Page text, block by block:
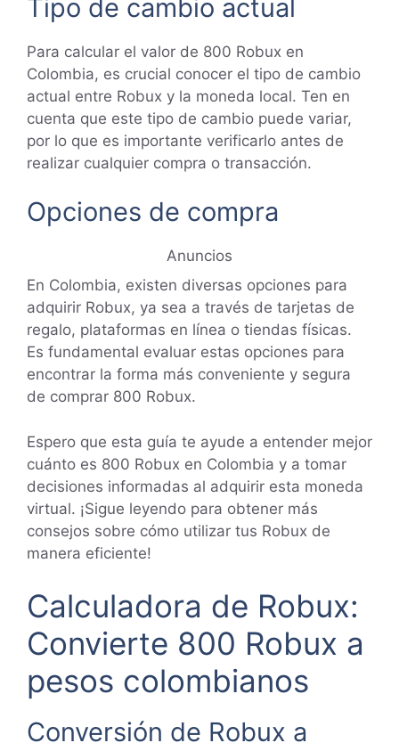
Tipo de cambio actual
Para calcular el valor de 800 Robux en
Colombia, es crucial conocer el tipo de cambio
actual entre Robux y la moneda local. Ten en
cuenta que este tipo de cambio puede variar,
por lo que es importante verificarlo antes de
realizar cualquier compra o transacción.
Opciones de compra
Anuncios
En Colombia, existen diversas opciones para
adquirir Robux, ya sea a través de tarjetas de
regalo, plataformas en línea o tiendas físicas.
Es fundamental evaluar estas opciones para
encontrar la forma más conveniente y segura
de comprar 800 Robux.
Espero que esta guía te ayude a entender mejor
cuánto es 800 Robux en Colombia y a tomar
decisiones informadas al adquirir esta moneda
virtual. ¡Sigue leyendo para obtener más
consejos sobre cómo utilizar tus Robux de
manera eficiente!
Calculadora de Robux:
Convierte 800 Robux a
pesos colombianos
Conversión de Robux a